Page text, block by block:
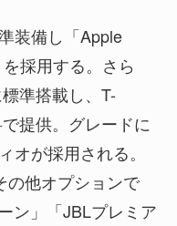
装備し「Apple
採用する。さら
準搭載し、T-
提供。グレードに
オが採用される。
の他オプションで
ン」「JBLプレミア